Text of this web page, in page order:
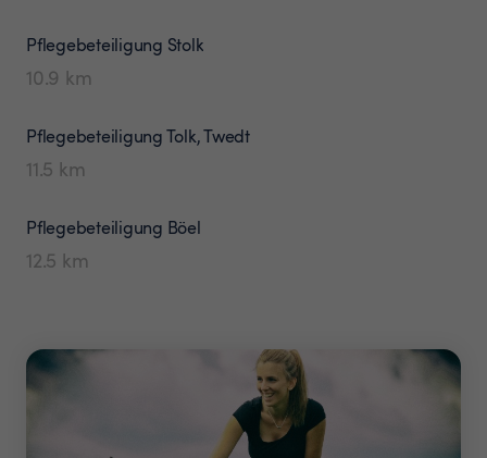
Pflegebeteiligung Stolk
10.9 km
PflegebeteiligungTolk, Twedt
11.5 km
Pflegebeteiligung Böel
12.5 km